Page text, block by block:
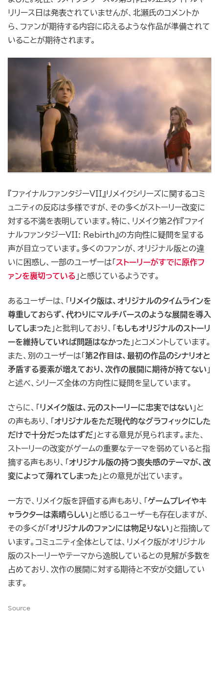
リリース日は発表されていませんが、北瀬氏のコメントか
ら、ファンが期待する内容に応えるような作品が準備されて
いることが期待されます。
『ファイナルファンタジーVII』リメイクシリーズに関するコミ
ュニティの反応は多様ですが、その多くがストーリー改変に
対する不満を表明しています。特に、リメイク第2作『ファイ
ナルファンタジーVII: Rebirth』の方向性に疑問を呈する
声が目立っています。多くのファンが、オリジナル版との違
いに困惑し、一部のユーザーは「 ストーリーがすでに原作フ
ァンを裏切っている 」と感じているようです。
あるユーザーは、「 リメイク版は、オリジナルのタイムラインを
尊重しておらず、代わりにマルチバースのような展開を導入
してしまった 」と批判しており、「 もしもオリジナルのストーリ
ーを維持していれば問題はなかった 」とコメントしています。
また、別のユーザーは「 第2作目は、最初の作品のシナリオと
矛盾する要素が増えており、次作の展開に期待が持てない 」
と述べ、シリーズ全体の方向性に疑問を呈しています。
さらに、「 リメイク版は、元のストーリーに忠実ではない 」と
の声もあり、「 オリジナルをただ現代的なグラフィックにした
だけで十分だったはずだ 」とする意見が見られます。また、
ストーリーの改変がゲームの重要なテーマを弱めていると指
摘する声もあり、「 オリジナル版の持つ喪失感のテーマが、改
変によって薄れてしまった 」との意見が出ています。
一方で、リメイク版を評価する声もあり、「 ゲームプレイやキ
ャラクターは素晴らしい 」と感じるユーザーも存在しますが、
その多くが「 オリジナルのファンには物足りない 」と指摘して
います。コミュニティ全体としては、リメイク版がオリジナル
版のストーリーやテーマから逸脱しているとの見解が多数を
占めており、次作の展開に対する期待と不安が交錯してい
ます。
Source